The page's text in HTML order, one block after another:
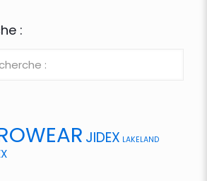
:
JIDEX LAKELAND